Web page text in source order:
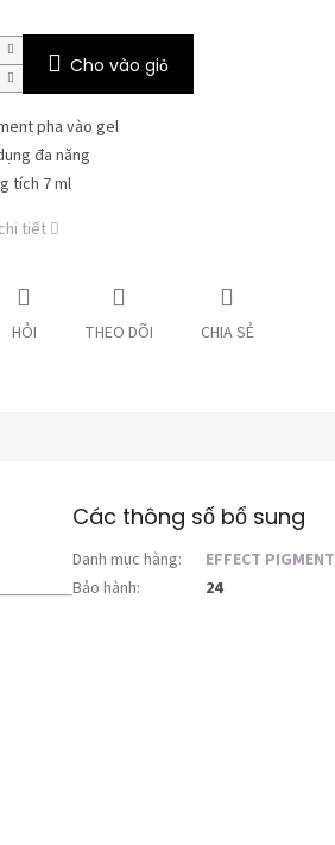
Cho vào giỏ
pha vào gel
đa năng
tích 7 ml
tiết
HỎI THEO DÕI CHIA SẺ
Các thông số bổ sung
Danh mục hàng:
EFFECT PIGMENT
Bảo hành: 24